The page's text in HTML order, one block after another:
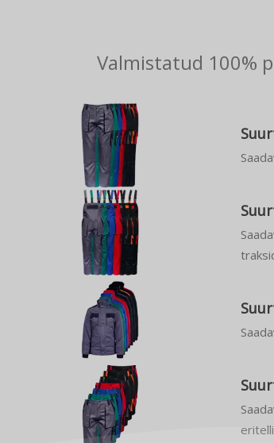
Valmistatud 100%